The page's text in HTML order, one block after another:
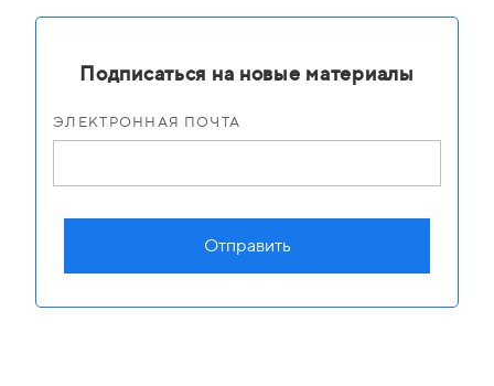
Подписаться на новые материалы
ЭЛЕКТРОННАЯ ПОЧТА
Отправить